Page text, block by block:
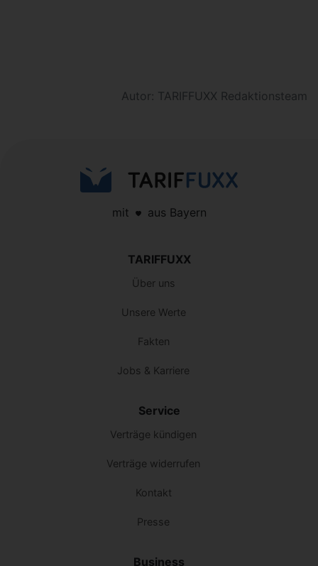
Autor: TARIFFUXX Redaktionsteam
mit aus Bayern
TARIFFUXX
Über uns
Unsere Werte
Fakten
Jobs & Karriere
Service
Verträge kündigen
Verträge widerrufen
Kontakt
Presse
Business